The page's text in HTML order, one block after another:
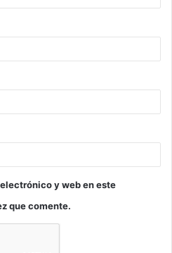
y web en este
que comente.